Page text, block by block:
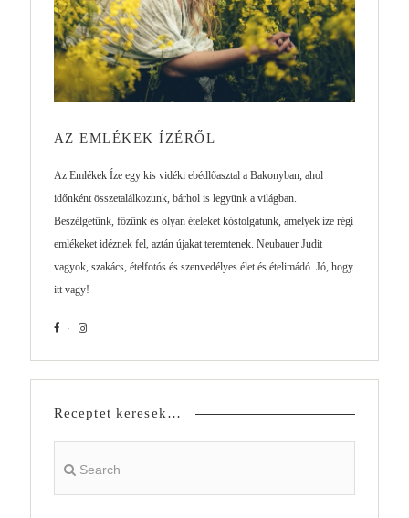
AZ EMLÉKEK ÍZÉRŐL
Az Emlékek Íze egy kis vidéki ebédlőasztal a Bakonyban, ahol
időnként összetalálkozunk, bárhol is legyünk a világban.
Beszélgetünk, főzünk és olyan ételeket kóstolgatunk, amelyek íze régi
emlékeket idéznek fel, aztán újakat teremtenek. Neubauer Judit
vagyok, szakács, ételfotós és szenvedélyes élet és ételimádó. Jó, hogy
itt vagy!
Receptet keresek…